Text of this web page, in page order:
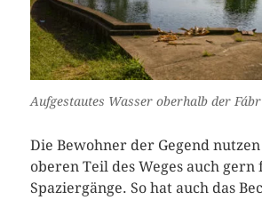
Aufgestautes Wasser oberhalb der
Die Bewohner der Gegend
oberen Teil des Weges auch gern
Spaziergänge. So hat auch das